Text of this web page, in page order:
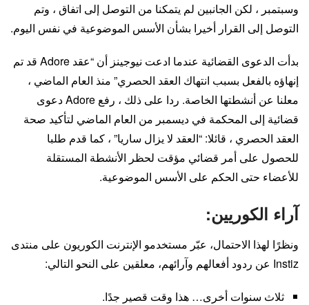
وسبتمبر ، لكن الجانبين لم يتمكنا من التوصل إلى اتفاق ، وتم
التوصل إلى القرار أخيرا بشأن الأسس الموضوعية في نفس اليوم.
بدأت الدعوى القضائية عندما ادعت نيوجينز أن “عقد Adore قد تم
إنهاؤه بالفعل بسبب انتهاك العقد الحصري” منذ العام الماضي ،
معلنا عن أنشطتها الخاصة. ردا على ذلك ، رفع Adore دعوى
قضائية إلى المحكمة في ديسمبر من العام الماضي لتأكيد صحة
العقد الحصري ، قائلا: “العقد لا يزال ساريا” ، كما قدم طلبا
للحصول على أمر قضائي مؤقت لحظر الأنشطة المستقلة
للأعضاء حتى الحكم على الأسس الموضوعية.
آراء الكوريين:
ونظرًا لهذا الاحتمال، عبّر مستخدمو الإنترنت الكوريون على منتدى
Instiz عن ردود أفعالهم وآرائهم، معلقين على النحو التالي:
ثلاث سنوات أخرى… هذا وقت قصير جدًا.